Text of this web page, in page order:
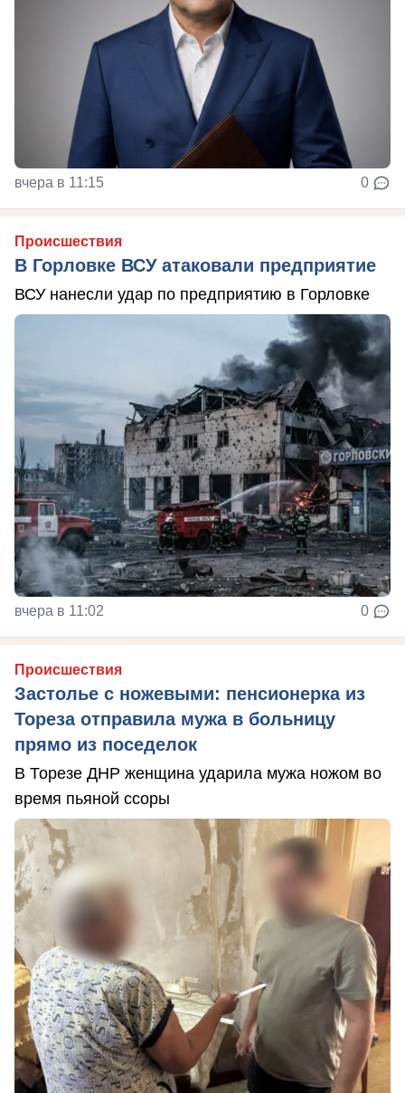
вчера в 11:15 0
Происшествия
В Горловке ВСУ атаковали предприятие
ВСУ нанесли удар по предприятию в Горловке
вчера в 11:02 0
Происшествия
Застолье с ножевыми: пенсионерка из
Тореза отправила мужа в больницу
прямо из поседелок
В Торезе ДНР женщина ударила мужа ножом во
время пьяной ссоры